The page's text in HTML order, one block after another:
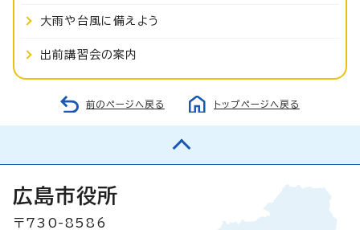
大雨や台風に備えよう
出前講習会の案内
前のページへ戻る トップページへ戻る
広島市役所
〒730-8586